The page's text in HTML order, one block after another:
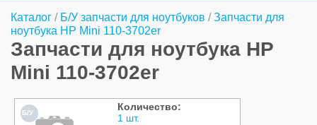
Каталог / Б/У запчасти для ноутбуков /Запчасти для
ноутбука HP Mini 110-3702er
Запчасти для ноутбука HP
Mini 110-3702er
Б/У
Количество:
1 шт.